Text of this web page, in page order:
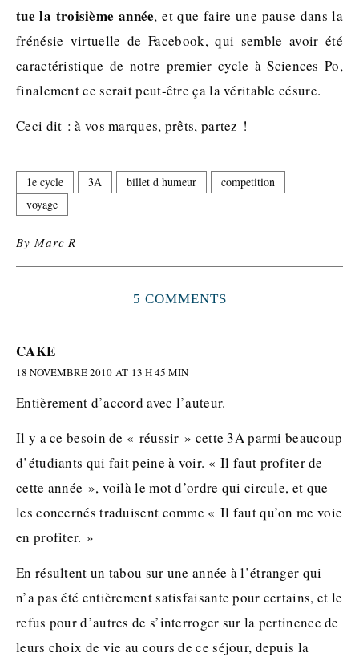
tue la troisième année, et que faire une pause dans la
frénésie virtuelle de Facebook, qui semble avoir été
caractéristique de notre premier cycle à Sciences Po,
finalement ce serait peut-être ça la véritable césure.
Ceci dit : à vos marques, prêts, partez !
1e cycle 3A billet d humeur
competition
voyage
ByMarc R
5 COMMENTS
CAKE
18 NOVEMBRE 2010 AT 13 H 45 MIN
Entièrement d’accord avec l’auteur.
Il y a ce besoin de « réussir » cette 3A parmi beaucoup
d’étudiants qui fait peine à voir. « Il faut profiter de
cette année », voilà le mot d’ordre qui circule, et que
les concernés traduisent comme « Il faut qu’on me voie
en profiter. »
En résultent un tabou sur une année à l’étranger qui
n’a pas été entièrement satisfaisante pour certains, et le
refus pour d’autres de s’interroger sur la pertinence de
leurs choix de vie au cours de ce séjour, depuis la